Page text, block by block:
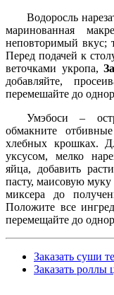
Водоросль
маринованная
неповторимый вкус;
Перед подачей к
веточками укропа,
добавляйте,
перемешайте до
Умэбоси –
обмакните
хлебных крошках.
уксусом, мелко
яйца, добавить
пасту, маисовую
миксера до
Положите все
перемещайте до
Заказать суши
Заказать роллы